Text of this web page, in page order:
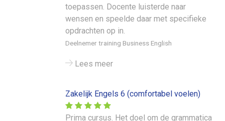
toepassen. Docente luisterde naar
wensen en speelde daar met specifieke
opdrachten op in.
Deelnemer training Business English
Lees meer
Zakelijk Engels 6 (comfortabel voelen)
Prima cursus. Het doel om de grammatica